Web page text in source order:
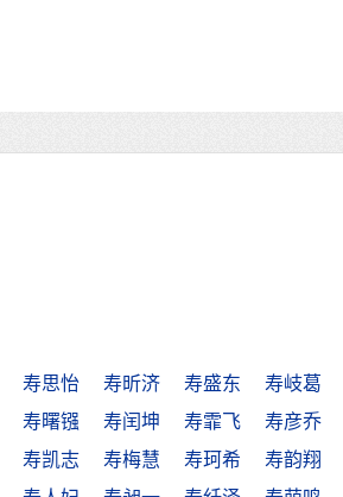
寿思怡 寿昕济 寿盛东
寿岐葛
寿曙镪 寿闰坤 寿霏飞
寿彦乔
寿凯志 寿梅慧 寿珂希
寿韵翔